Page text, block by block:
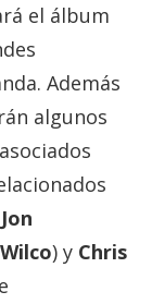
el álbum
Además
algunos
Jon
Wilco) y Chris